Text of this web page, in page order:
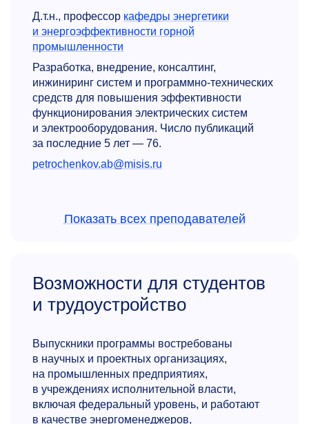
Д.т.н., профессор кафедры энергетики
и энергоэффек­тивности горной
промышленности
Разработка, внедрение, консалтинг,
инжиниринг систем и программно-технических
средств для повышения эффективности
функционирования электрических систем
и электрооборудования. Число публикаций
за последние 5 лет — 76.
petrochenkov.ab@misis.ru
Леонид Александрович
К.т.н., профессоркафедры энергетики
и энергоэффек­тивности горной
промышленности
Разработка и внедрение автоматизированного
проектирования систем электроснабжения.
Показать всех преподавателей
Возможности для студентов
и трудоустройство
Выпускники программы востребованы
в научных и проектных организациях,
на промышленных предприятиях,
в учреждениях исполнительной власти,
включая федеральный уровень, и работают
в качестве энергоменеджеров,